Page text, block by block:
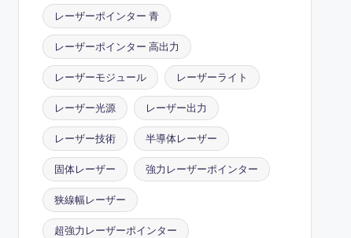
レーザーポインター 青
レーザーポインター 高出力
レーザーモジュール レーザーライト
レーザー光源 レーザー出力
レーザー技術 半導体レーザー
固体レーザー 強力レーザーポインター
狭線幅レーザー
超強力レーザーポインター